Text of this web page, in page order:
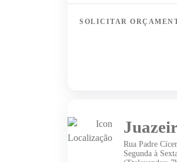
SOLICITAR
Rua Padre
Segunda à